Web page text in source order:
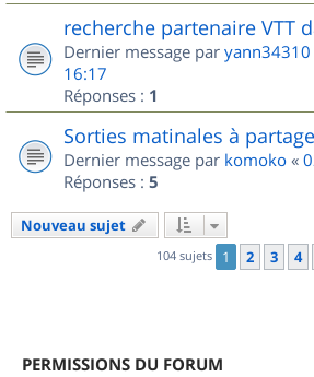
recherche partenaire VTT
Dernier message par yann34310
16:17
Réponses : 1
Sorties matinales à
Dernier message par komoko «
Réponses : 5
Nouveau sujet
104 sujets 1 2 3 4
PERMISSIONS DU FORUM